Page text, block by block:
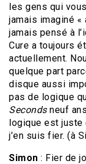
les gens qui
jamais imaginé «
jamais pensé à
Cure a toujours
actuellement.
quelque part
disque aussi
pas de logique
Secondsneuf
logique est juste
j’en suis fier. (à
Simon : Fier de